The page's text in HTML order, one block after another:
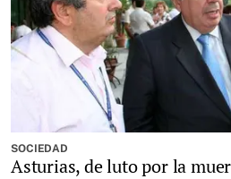
SOCIEDAD
Asturias, de luto por la